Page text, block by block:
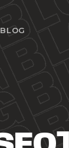
BLOG